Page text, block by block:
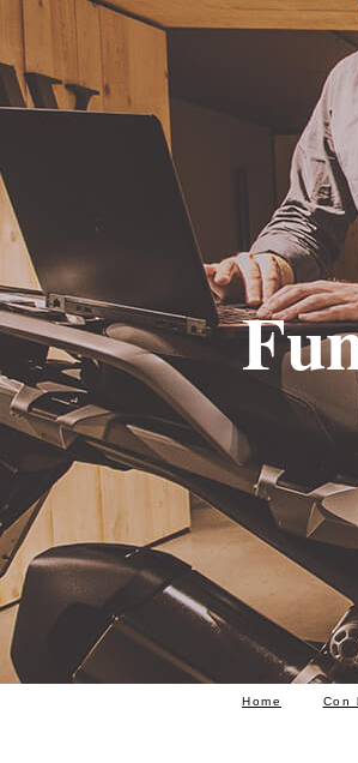
Cerca per parola nel titolo degli
Home
Home Con